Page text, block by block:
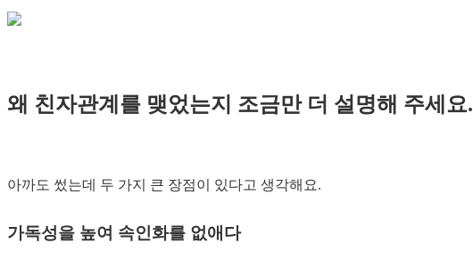
왜 친자관계를 맺었는지 조금만 더 설명해 주세요.
아까도 썼는데 두 가지 큰 장점이 있다고 생각해요.
가독성을 높여 속인화를 없애다